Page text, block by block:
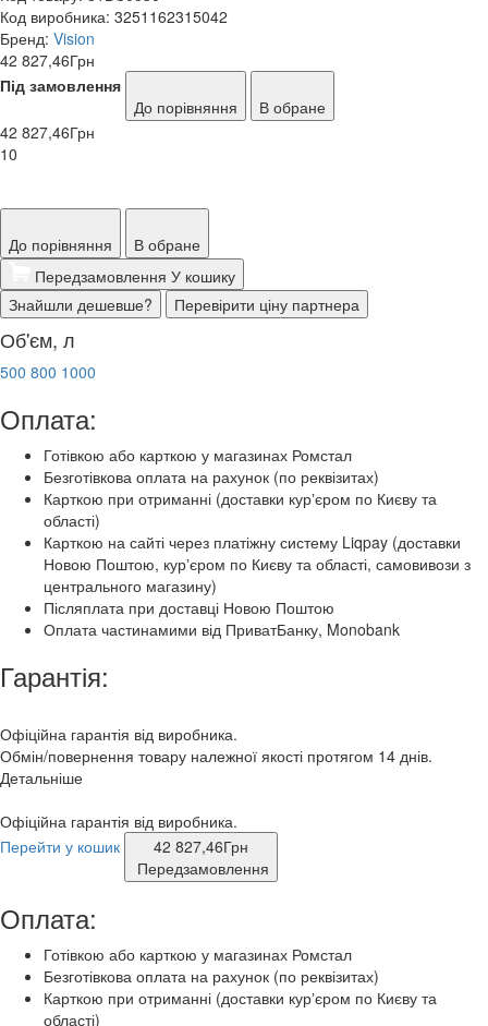
Код виробника: 3251162315042
Бренд: Vision
42 827,46Грн
Під замовлення
До порівняння
В обране
42 827,46Грн
10
До порівняння
В обране
Передзамовлення У кошику
Знайшли дешевше?
Перевірити ціну партнера
Об'єм, л
500 800 1000
Оплата:
Готівкою або карткою у магазинах Ромстал
Безготівкова оплата на рахунок (по реквізитах)
Карткою при отриманні (доставки курʼєром по Києву та
області)
Карткою на сайті через платіжну систему Liqpay (доставки
Новою Поштою, курʼєром по Києву та області, самовивози з
центрального магазину)
Післяплата при доставці Новою Поштою
Оплата частинамими від ПриватБанку, Monobank
Гарантія:
Офіційна гарантія від виробника.
Обмін/повернення товару належної якості протягом 14 днів.
Детальніше
Офіційна гарантія від виробника.
Перейти у кошик
42 827,46Грн
Передзамовлення
Оплата:
Готівкою або карткою у магазинах Ромстал
Безготівкова оплата на рахунок (по реквізитах)
Карткою при отриманні (доставки курʼєром по Києву та
області)